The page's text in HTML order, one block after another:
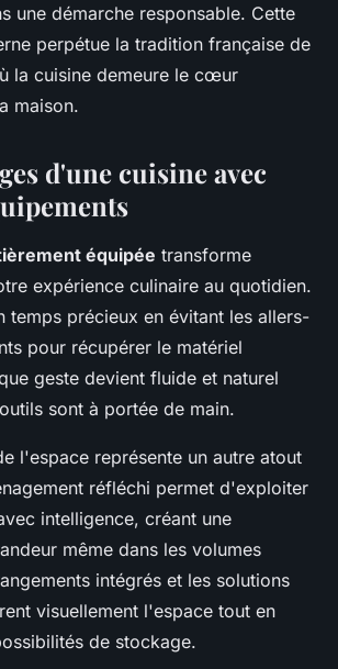
une démarche responsable. Cette
perpétue la tradition française de
la cuisine demeure le cœur
maison.
d'une cuisine avec
équipée transforme
expérience culinaire au quotidien.
temps précieux en évitant les allers-
pour récupérer le matériel
geste devient fluide et naturel
sont à portée de main.
l'espace représente un autre atout
réfléchi permet d'exploiter
intelligence, créant une
même dans les volumes
intégrés et les solutions
visuellement l'espace tout en
de stockage.